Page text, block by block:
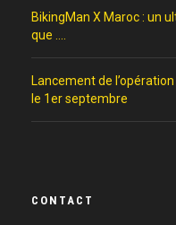
BikingMan X Maroc : un
que ….
Lancement de
le 1er septembre
CONTACT